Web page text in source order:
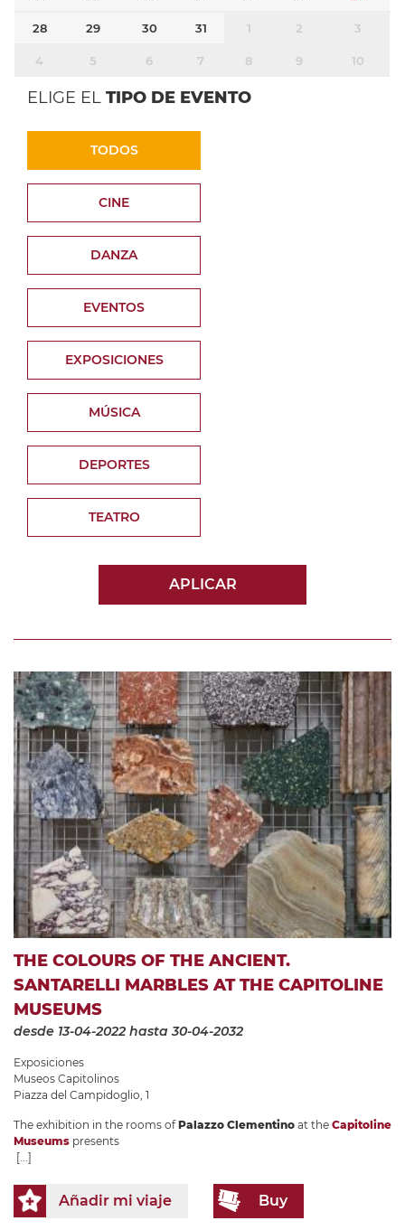
28 29 30 31 1 2 3
4 5 6 7 8 9 10
ELIGE EL TIPO DE EVENTO
TODOS
CINE
DANZA
EVENTOS
EXPOSICIONES
MÚSICA
DEPORTES
TEATRO
APLICAR
THE COLOURS OF THE ANCIENT.
SANTARELLI MARBLES AT THE CAPITOLINE
MUSEUMS
desde 13-04-2022 hasta 30-04-2032
Exposiciones
Museos Capitolinos
Piazza del Campidoglio, 1
The exhibition in the rooms ofPalazzo Clementino at the Capitoline
Museums presents
[...]
Añadir mi viaje Buy